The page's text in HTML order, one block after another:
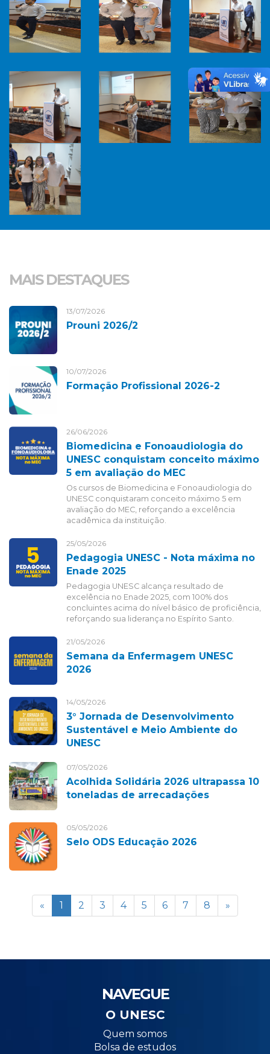
MAIS DESTAQUES
13/07/2026
Prouni 2026/2
10/07/2026
Formação Profissional 2026-2
26/06/2026
Biomedicina e Fonoaudiologia do
UNESC conquistam conceito máximo
5 em avaliação do MEC
Os cursos de Biomedicina e Fonoaudiologia do
UNESC conquistaram conceito máximo 5 em
avaliação do MEC, reforçando a excelência
acadêmica da instituição.
25/05/2026
Pedagogia UNESC - Nota máxima no
Enade 2025
Pedagogia UNESC alcança resultado de
excelência no Enade 2025, com 100% dos
concluintes acima do nível básico de proficiência,
reforçando sua liderança no Espírito Santo.
21/05/2026
Semana da Enfermagem UNESC
2026
14/05/2026
3° Jornada de Desenvolvimento
Sustentável e Meio Ambiente do
UNESC
07/05/2026
Acolhida Solidária 2026 ultrapassa 10
toneladas de arrecadações
05/05/2026
Selo ODS Educação 2026
« 1 2 3 4 5 6 7 8 »
NAVEGUE
O UNESC
Quem somos
Bolsa de estudos